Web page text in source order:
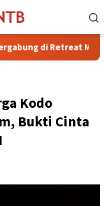
Magelang
Kodo
Bukti Cinta